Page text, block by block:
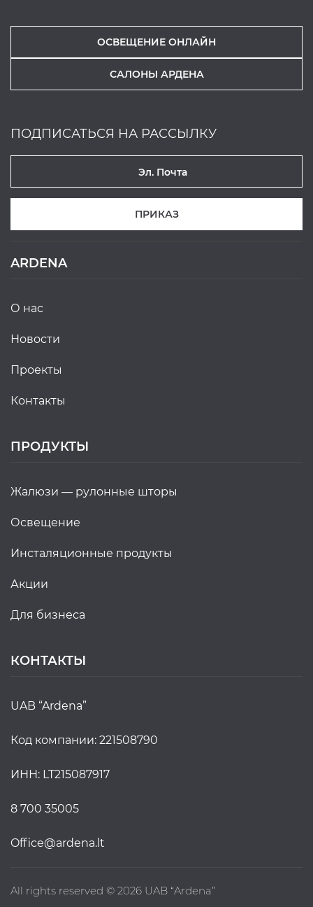
ОСВЕЩЕНИЕ ОНЛАЙН
САЛОНЫ АРДЕНА
ПОДПИСАТЬСЯ НА РАССЫЛКУ
ПРИКАЗ
ARDENA
о нас
новости
проекты
контакты
ПРОДУКТЫ
жалюзи — рулонные шторы
освещение
инсталяционные продукты
акции
для бизнеса
КОНТАКТЫ
UAB “Ardena”
Код компании: 221508790
ИНН: LT215087917
8 700 35005
office@ardena.lt
All rights reserved © 2026 UAB “Ardena”